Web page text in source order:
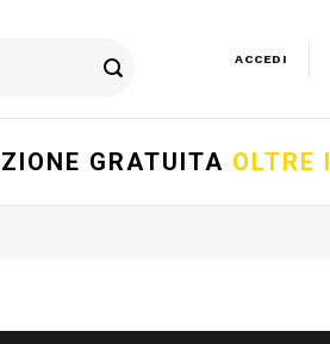
ACCEDI
GRATUITA OLTRE I